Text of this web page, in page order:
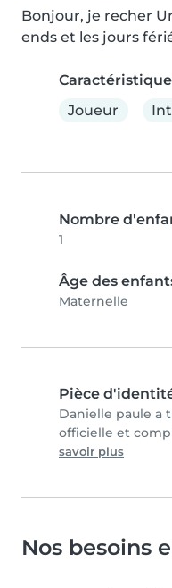
Bonjour, je recher
ends et les jours
Joueur
Nombre
1
Âge des
Maternelle
Pièce
Danielle paule a
officielle et
savoir plus
Nos besoins